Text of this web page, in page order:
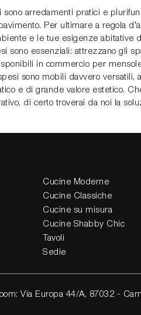
arredamenti pratici e
Per ultimare a regola
e le tue esigenze abitative
sono essenziali: attrezzano gli
in commercio per
sono mobili davvero
e di grande valore estetico.
di certo troverai da noi la
Cucine Moderne
Cucine Classiche
Cucine su misura
Cucine Shabby Chic
Tavoli
Sedie
Via Europa 44/A, 87032 -